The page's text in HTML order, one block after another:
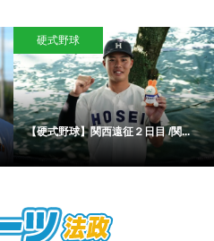
硬式野球
【硬式野球】「勝負強さ」を磨き1...